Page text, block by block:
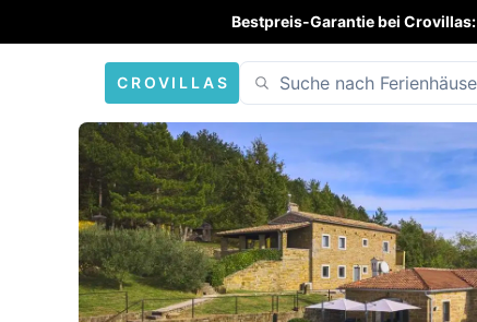
Bestpreis-Garantie bei Crovillas:
CROVILLAS